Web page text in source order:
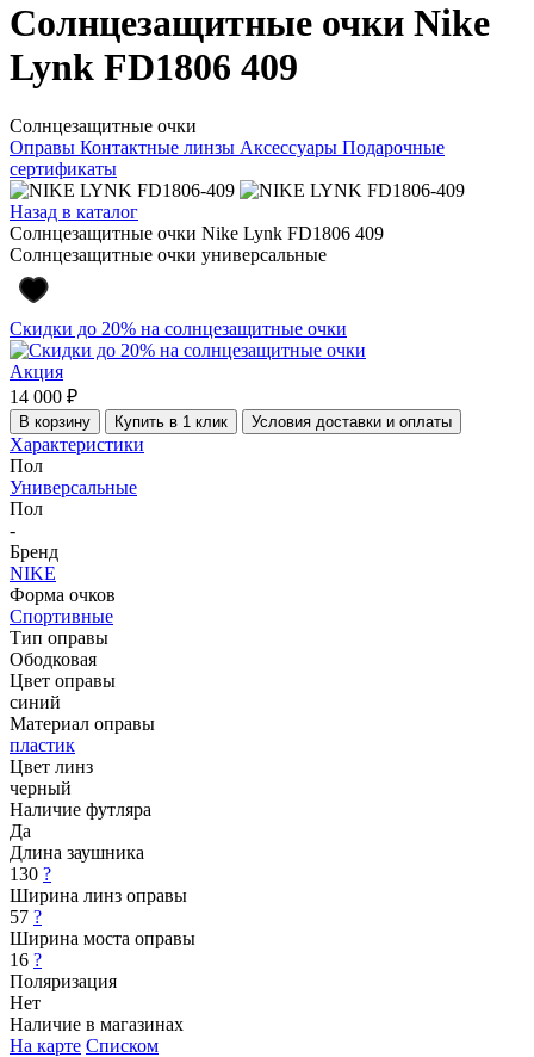
Солнцезащитные очки Nike
Lynk FD1806 409
Солнцезащитные очки
Оправы Контактные линзы Аксессуары Подарочные
сертификаты
Назад в каталог
Солнцезащитные очки Nike Lynk FD1806 409
Солнцезащитные очки универсальные
Скидки до 20% на солнцезащитные очки
Акция
14 000 ₽
В корзину Купить в 1 клик Условия доставки и оплаты
Характеристики
Пол
Универсальные
Пол
-
Бренд
NIKE
Форма очков
Спортивные
Тип оправы
Ободковая
Цвет оправы
синий
Материал оправы
пластик
Цвет линз
черный
Наличие футляра
Да
Длина заушника
130 ?
Ширина линз оправы
57 ?
Ширина моста оправы
16 ?
Поляризация
Нет
Наличие в магазинах
На карте Списком